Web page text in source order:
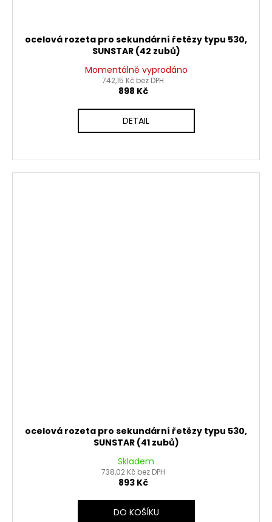
ocelová rozeta pro sekundární řetězy typu 530,
SUNSTAR (42 zubů)
Momentálně vyprodáno
742,15 Kč bez DPH
898 Kč
DETAIL
ocelová rozeta pro sekundární řetězy typu 530,
SUNSTAR (41 zubů)
Skladem
738,02 Kč bez DPH
893 Kč
DO KOŠÍKU